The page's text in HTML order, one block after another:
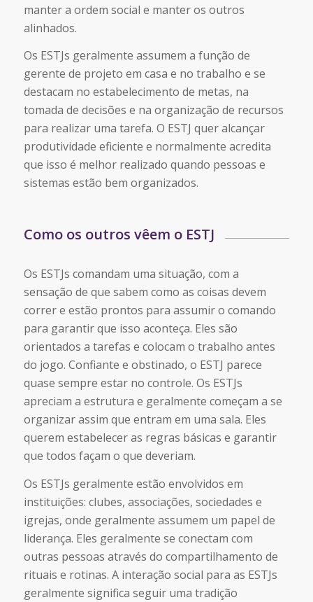
manter a ordem social e manter os outros
alinhados.
Os ESTJs geralmente assumem a função de
gerente de projeto em casa e no trabalho e se
destacam no estabelecimento de metas, na
tomada de decisões e na organização de recursos
para realizar uma tarefa. O ESTJ quer alcançar
produtividade eficiente e normalmente acredita
que isso é melhor realizado quando pessoas e
sistemas estão bem organizados.
Como os outros vêem o ESTJ
Os ESTJs comandam uma situação, com a
sensação de que sabem como as coisas devem
correr e estão prontos para assumir o comando
para garantir que isso aconteça. Eles são
orientados a tarefas e colocam o trabalho antes
do jogo. Confiante e obstinado, o ESTJ parece
quase sempre estar no controle. Os ESTJs
apreciam a estrutura e geralmente começam a se
organizar assim que entram em uma sala. Eles
querem estabelecer as regras básicas e garantir
que todos façam o que deveriam.
Os ESTJs geralmente estão envolvidos em
instituições: clubes, associações, sociedades e
igrejas, onde geralmente assumem um papel de
liderança. Eles geralmente se conectam com
outras pessoas através do compartilhamento de
rituais e rotinas. A interação social para as ESTJs
geralmente significa seguir uma tradição